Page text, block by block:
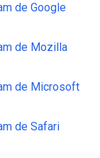
de Google
de Mozilla
de Microsoft
de Safari